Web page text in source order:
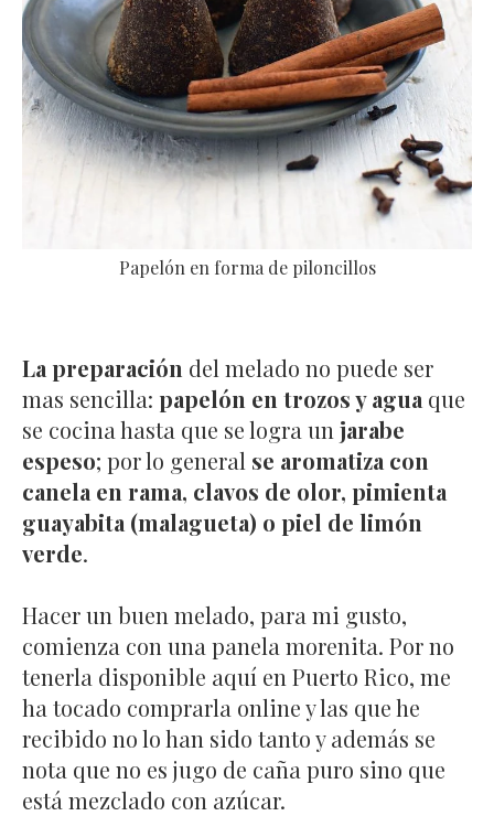
Papelón en forma de piloncillos
La preparación del melado no puede ser
mas sencilla: papelón en trozos y agua que
se cocina hasta que se logra un jarabe
espeso; por lo general se aromatiza con
canela en rama, clavos de olor, pimienta
guayabita (malagueta) o piel de limón
verde.
Hacer un buen melado, para mi gusto,
comienza con una panela morenita. Por no
tenerla disponible aquí en Puerto Rico, me
ha tocado comprarla online y las que he
recibido no lo han sido tanto y además se
nota que no es jugo de caña puro sino que
está mezclado con azúcar.